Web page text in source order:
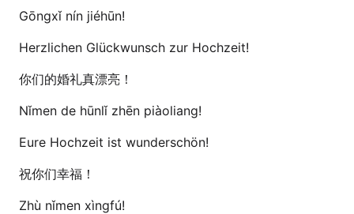
Gōngxǐ nín jiéhūn!
Herzlichen Glückwunsch zur Hochzeit!
你们的婚礼真漂亮！
Nǐmen de hūnlǐ zhēn piàoliang!
Eure Hochzeit ist wunderschön!
祝你们幸福！
Zhù nǐmen xìngfú!